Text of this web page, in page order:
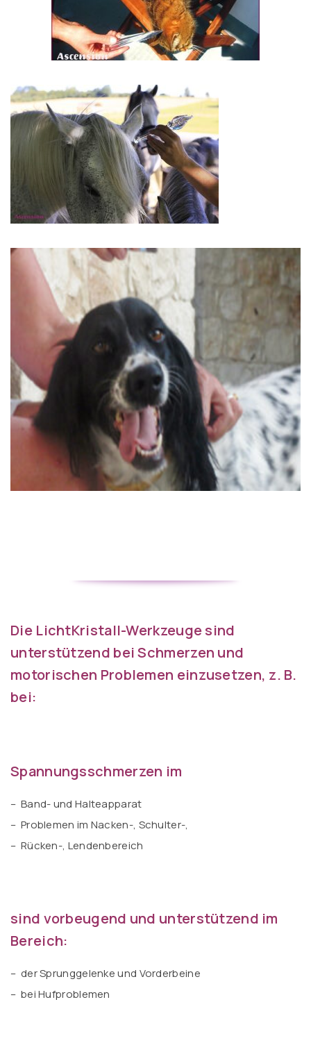
Die LichtKristall-Werkzeuge sind
unterstützend bei Schmerzen und
motorischen Problemen einzusetzen, z. B.
bei:
Spannungsschmerzen im
– Band- und Halteapparat
– Problemen im Nacken-, Schulter-,
– Rücken-, Lendenbereich
sind vorbeugend und unterstützend im
Bereich:
– der Sprunggelenke und Vorderbeine
– bei Hufproblemen